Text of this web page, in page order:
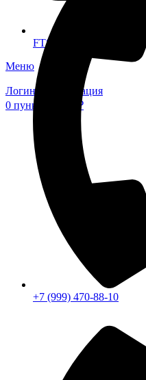
FTS-omsk@mail.ru
Меню
Логин / Регистрация
0 пунктов ₽
+7 (999) 470-88-10